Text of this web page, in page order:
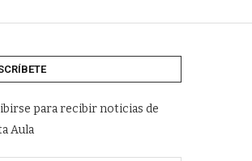
para recibir noticias de
Aula